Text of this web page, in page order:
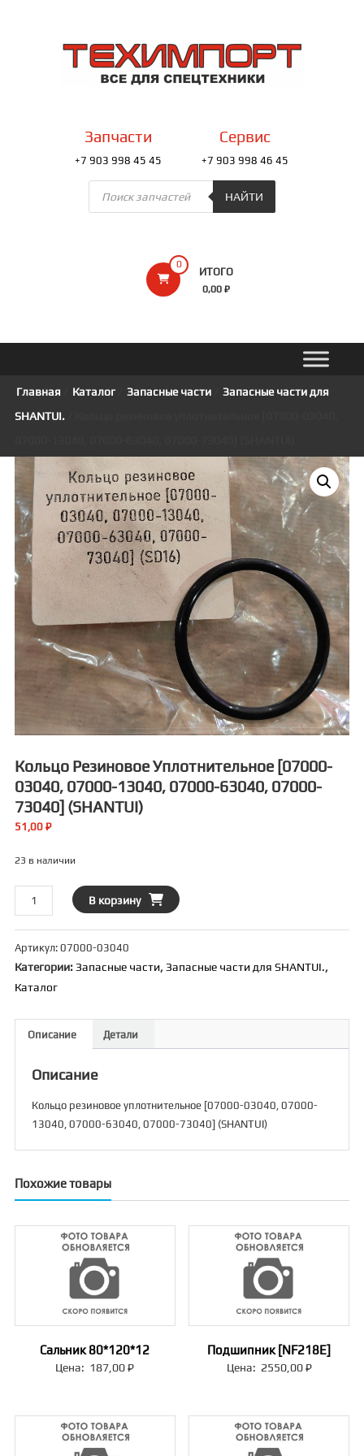
содержимомуТЕХИМПОРТ
Всё
0
ИТОГО
0,00 ₽
Запчасти
+7 903 998 45 45
Сервис
+7 903 998 46 45
Поиск
товаров
НАЙТИ
Главная Каталог/ Запасные части/
Запасные части для
SHANTUI./ Кольцо резиновое уплотнительное [07000-03040,
Кольцо Резиновое Уплотнительное [07000-
03040, 07000-13040, 07000-63040, 07000-
73040] (SHANTUI)
51,00 ₽
23 в наличии
Количество
товара
Кольцо
резиновое
уплотнительное
[07000-
63040,
07000-
73040]
В корзину
Артикул: 07000-03040
Категории: Запасные части, Запасные части для SHANTUI.,
Каталог
Описание Детали
Описание
Кольцо резиновое уплотнительное [07000-03040, 07000-
13040, 07000-63040, 07000-73040] (SHANTUI)
Похожие товары
Сальник 80*120*12
Цена: 187,00₽
Подшипник [NF218E]
Цена: 2550,00₽